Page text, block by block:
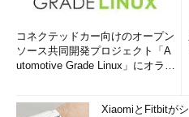
コネクテッドカー向けのオープン
ソース共同開発プロジェクト「A
utomotive Grade Linux」にオラク
XiaomiとFitbitが